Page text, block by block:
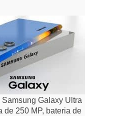
Galaxy Ultra
de 250 MP, bateria de